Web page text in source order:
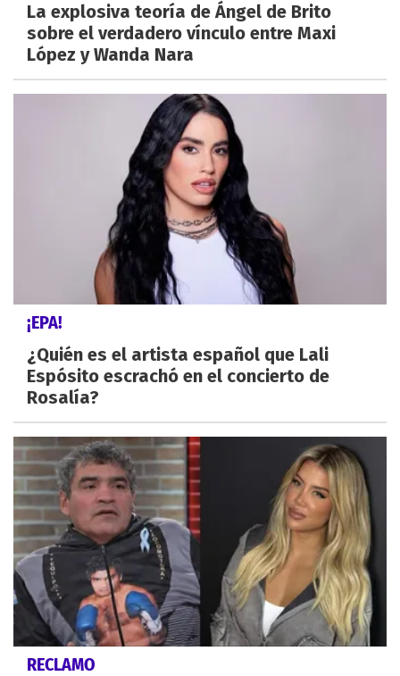
La explosiva teoría de Ángel de Brito
sobre el verdadero vínculo entre Maxi
López y Wanda Nara
¡EPA!
¿Quién es el artista español que Lali
Espósito escrachó en el concierto de
Rosalía?
RECLAMO